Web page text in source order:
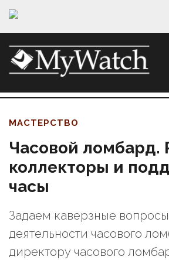
МАСТЕРСТВО
Часовой ломбард.
коллекторы и
часы
Задаем каверзные
деятельности часового
директору часового